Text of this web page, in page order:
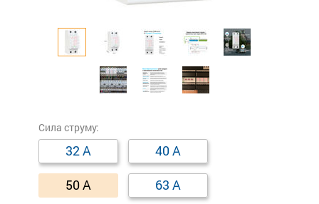
Сила струму:
32 А
40 А
50 А
63 А